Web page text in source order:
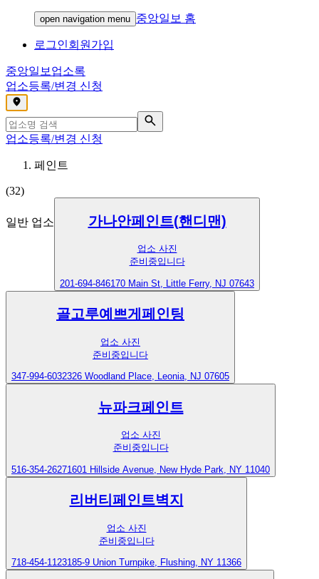
open navigation menu 중앙일보 홈
로그인회원가입
중앙일보 업소록
업소등록/변경 신청
,
업소등록/변경 신청
페인트
(32)
일반 업소 가나안페인트(핸디맨)
업소 사진
준비중입니다
201-694-846170 Main St, Little Ferry, NJ 07643
골고루예쁘게페인팅
업소 사진
준비중입니다
347-994-6032326 Woodland Place, Leonia, NJ 07605
뉴파크페인트
업소 사진
준비중입니다
516-354-26271601 Hillside Avenue, New Hyde Park, NY 11040
리버티페인트벽지
업소 사진
준비중입니다
718-454-1123185-9 Union Turnpike, Flushing, NY 11366